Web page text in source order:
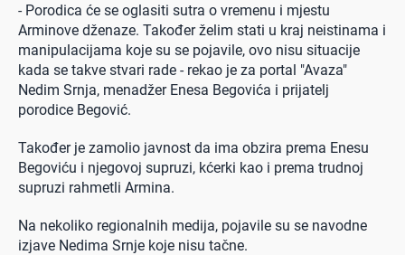
- Porodica će se oglasiti sutra o vremenu i mjestu
Arminove dženaze. Također želim stati u kraj neistinama i
manipulacijama koje su se pojavile, ovo nisu situacije
kada se takve stvari rade - rekao je za portal "Avaza"
Nedim Srnja, menadžer Enesa Begovića i prijatelj
porodice Begović.
Također je zamolio javnost da ima obzira prema Enesu
Begoviću i njegovoj supruzi, kćerki kao i prema trudnoj
supruzi rahmetli Armina.
Na nekoliko regionalnih medija, pojavile su se navodne
izjave Nedima Srnje koje nisu tačne.